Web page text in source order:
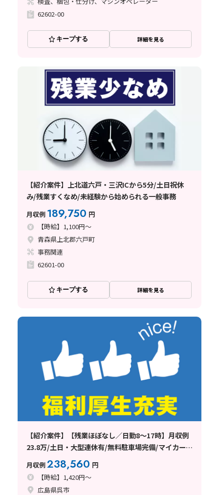
62602-00
キープする 詳細を見る
【紹介案件】上北道六戸・三沢ICから5分/土日祝休
み/残業すくなめ/未経験から始められる一般事務
月収例 189,750 円
【時給】1,100円～
青森県上北郡六戸町
事務関連
62601-00
キープする 詳細を見る
【紹介案件】【残業ほぼなし／日勤8～17時】月収例
23.8万/土日・大型連休有/無料駐車場完備/マイカー通
月収例238,560 円
【時給】1,420円～
広島県呉市